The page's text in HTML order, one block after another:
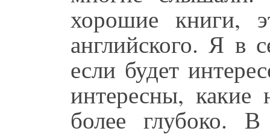
хорошие книги,
английского. Я в
если будет
интересны, какие
более глубоко.